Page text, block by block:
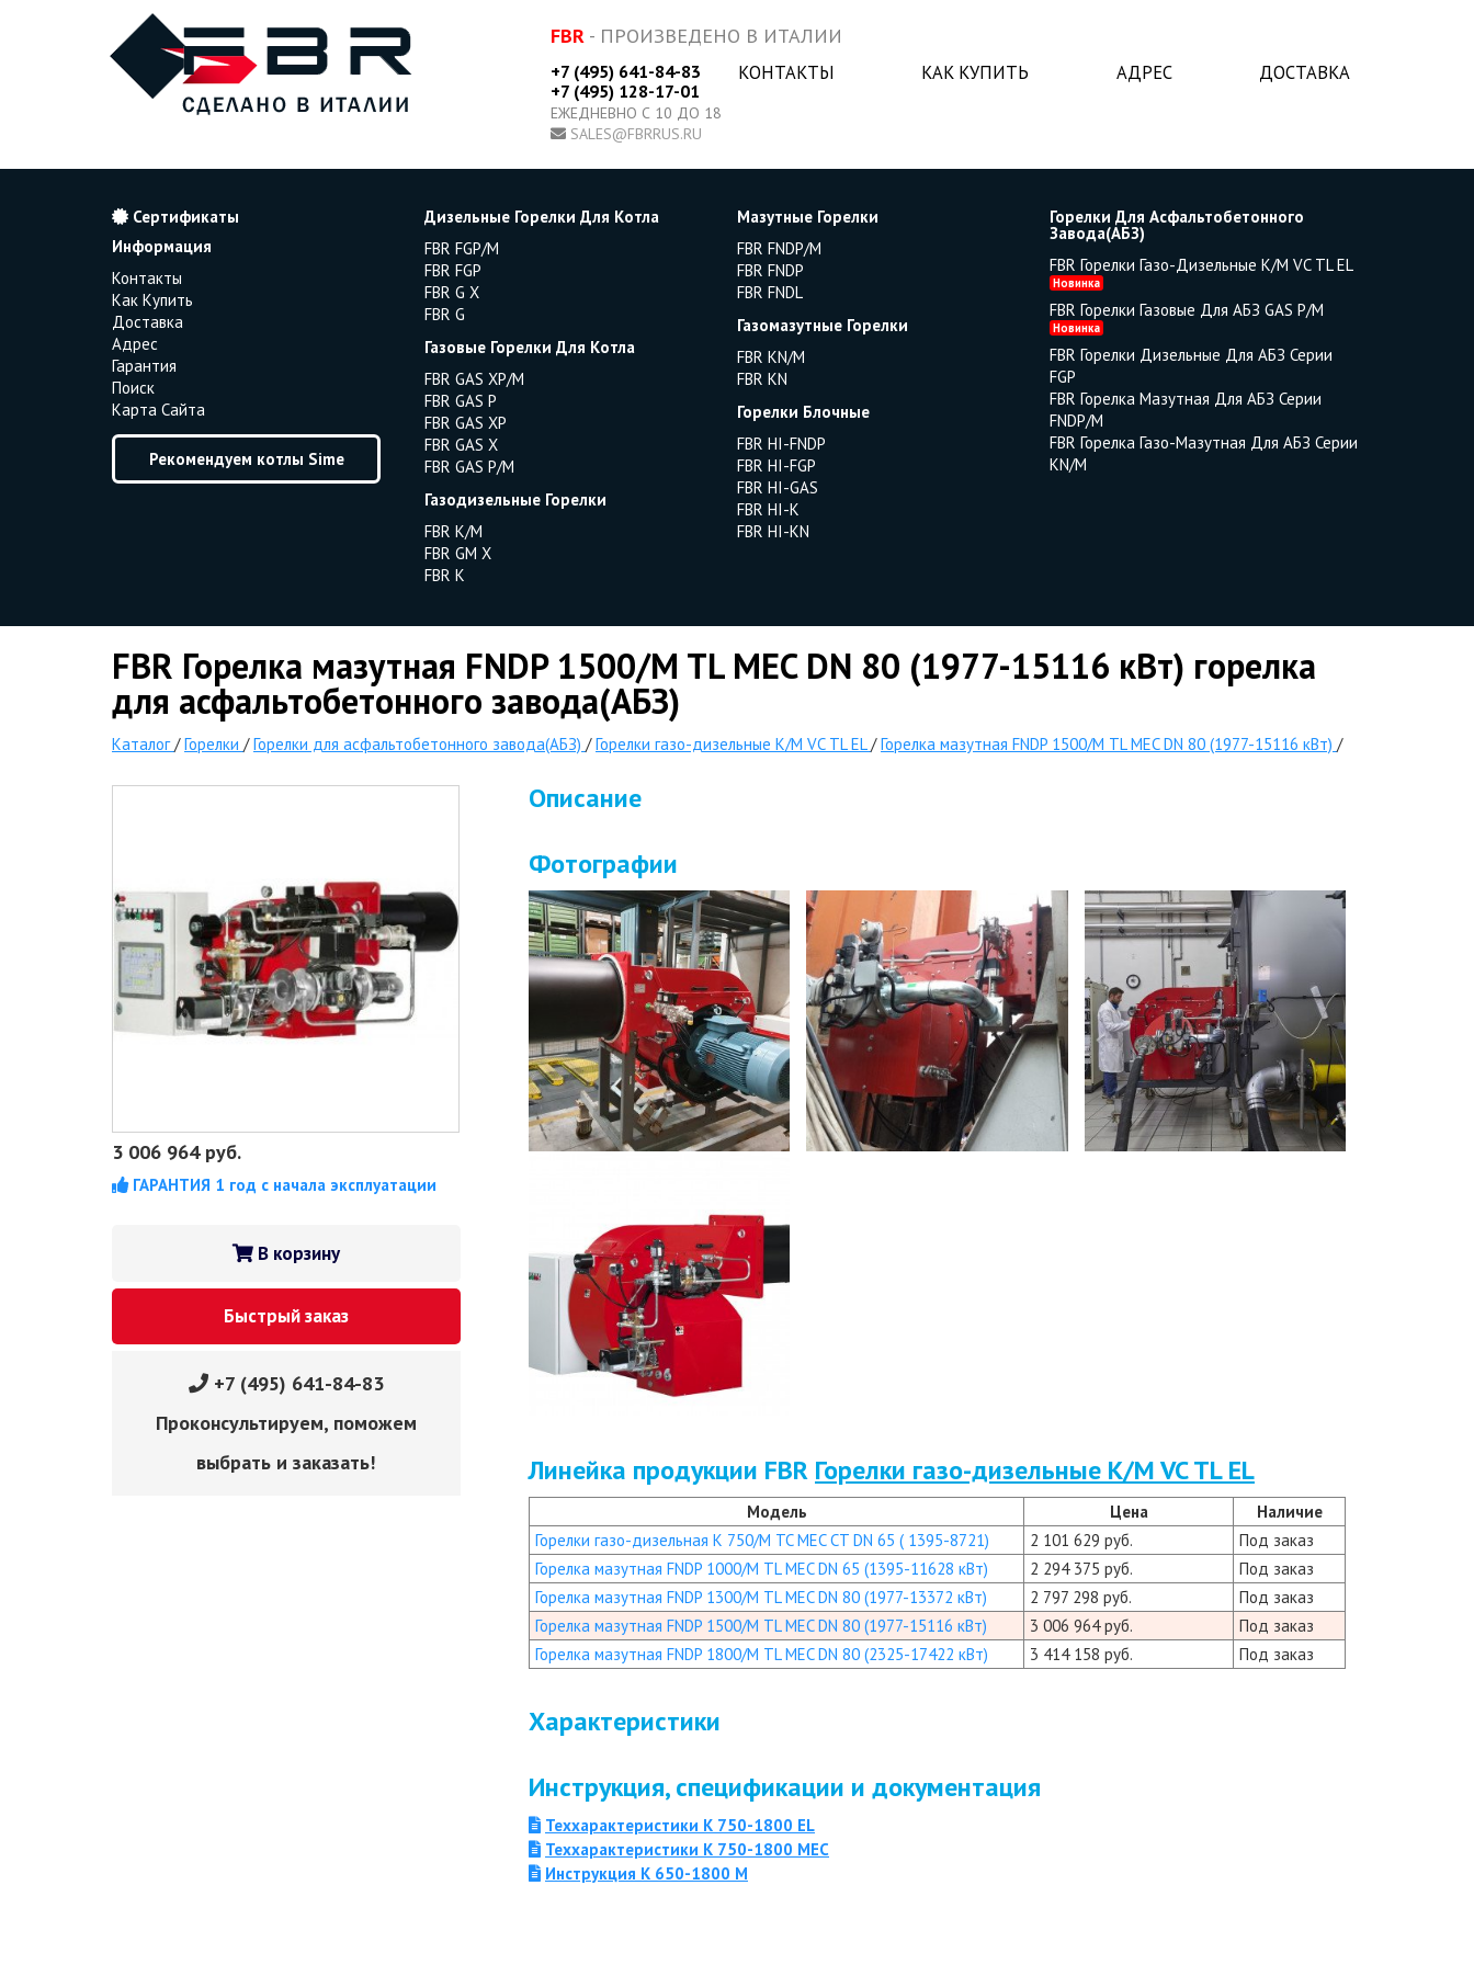
FBR- ПРОИЗВЕДЕНО В ИТАЛИИ
+7 (495) 641-84-83
+7 (495) 128-17-01
ЕЖЕДНЕВНО С 10 ДО 18
SALES@FBRRUS.RU
КОНТАКТЫ КАК КУПИТЬ АДРЕС ДОСТАВКА
Сертификаты
Информация
Контакты
Как Купить
Доставка
Адрес
Гарантия
Поиск
Карта Сайта
Рекомендуем котлы Sime
Дизельные Горелки Для Котла
FBR FGP/M
FBR FGP
FBR G X
FBR G
Газовые Горелки Для Котла
FBR GAS XP/M
FBR GAS P
FBR GAS XP
FBR GAS X
FBR GAS P/M
Газодизельные Горелки
FBR K/M
FBR GM X
FBR K
Мазутные Горелки
FBR FNDP/M
FBR FNDP
FBR FNDL
Газомазутные Горелки
FBR KN/M
FBR KN
Горелки Блочные
FBR HI-FNDP
FBR HI-FGP
FBR HI-GAS
FBR HI-K
FBR HI-KN
Горелки Для Асфальтобетонного
Завода(АБЗ)
FBR Горелки Газо-Дизельные K/M VC TL EL
Новинка
FBR Горелки Газовые Для АБЗ GAS P/M
Новинка
FBR Горелки Дизельные Для АБЗ Серии
FGP
FBR Горелка Мазутная Для АБЗ Серии
FNDP/M
FBR Горелка Газо-Мазутная Для АБЗ Серии
KN/M
FBR Горелка мазутная FNDP 1500/M TL MEC DN 80 (1977-15116 кВт) горелка
для асфальтобетонного завода(АБЗ)
Каталог /Горелки /Горелки для асфальтобетонного завода(АБЗ) /Горелки газо-дизельные K/M VC TL EL /Горелка мазутная FNDP 1500/M TL MEC DN 80 (1977-15116 кВт) /
3 006 964руб.
ГАРАНТИЯ 1 год с начала эксплуатации
В корзину
Быстрый заказ
+7 (495) 641-84-83
Проконсультируем, поможем
выбрать и заказать!
Описание
Фотографии
Линейка продукции FBR Горелки газо-дизельные K/M VC TL EL
Модель Цена
Наличие
Горелки газо-дизельная K 750/M TC MEC CT DN 65 ( 1395-8721)
2 101 629 руб.
Под заказ
Горелка мазутная FNDP 1000/M TL MEC DN 65 (1395-11628 кВт)
2 294 375 руб.
Под заказ
Горелка мазутная FNDP 1300/M TL MEC DN 80 (1977-13372 кВт)
2 797 298 руб.
Под заказ
Горелка мазутная FNDP 1500/M TL MEC DN 80 (1977-15116 кВт)
3 006 964 руб.
Под заказ
Горелка мазутная FNDP 1800/M TL MEC DN 80 (2325-17422 кВт)
3 414 158 руб. Под заказ
Характеристики
Инструкция, спецификации и документация
Теххарактеристики K 750-1800 EL
Теххарактеристики K 750-1800 MEC
Инструкция K 650-1800 M